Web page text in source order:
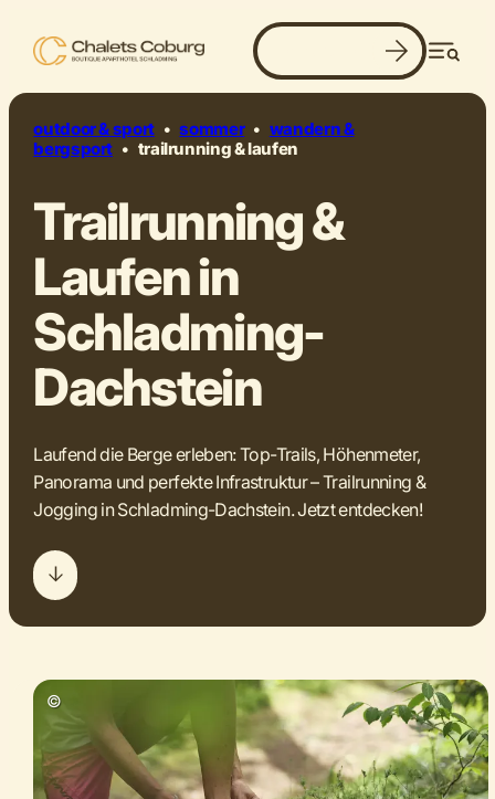
outdoor & sport • sommer • wandern &
bergsport • trailrunning & laufen
Trailrunning &
Laufen in
Schladming-
Dachstein
Laufend die Berge erleben: Top-Trails, Höhenmeter,
Panorama und perfekte Infrastruktur – Trailrunning &
Jogging in Schladming-Dachstein. Jetzt entdecken!
dynamisch. intensiv. flow.
©